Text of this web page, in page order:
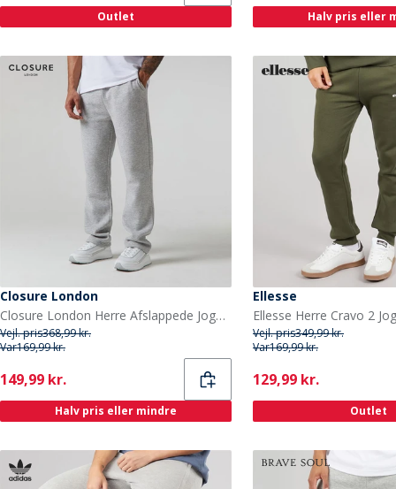
Outlet Halv pris eller
Closure London
Closure London Herre Afslappede Joggingbukser med Åben Kant Lys Gråmeleret
Vejl. pris368,99 kr.
Var169,99 kr.
Current
149,99 kr.
Halv pris eller mindre
Ellesse
Ellesse Herre Cravo 2
Vejl. pris349,99 kr.
Var169,99 kr.
Current
129,99 kr.
Outlet